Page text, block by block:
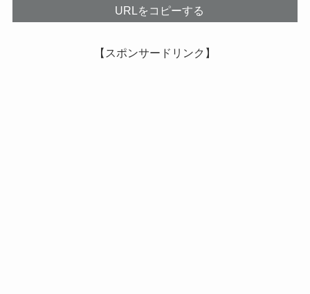
URLをコピーする
【スポンサードリンク】